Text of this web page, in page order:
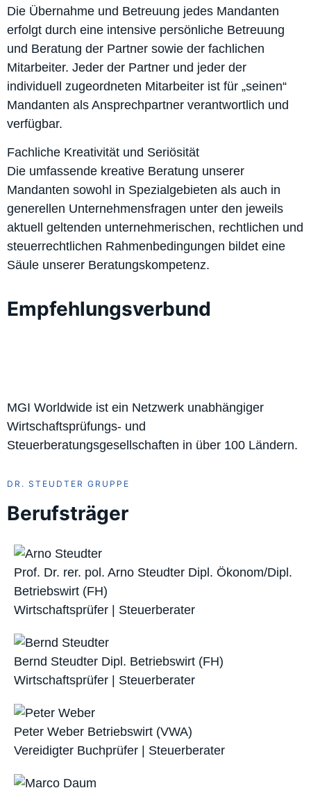
Die Übernahme und Betreuung jedes Mandanten
erfolgt durch eine intensive persönliche Betreuung
und Beratung der Partner sowie der fachlichen
Mitarbeiter. Jeder der Partner und jeder der
individuell zugeordneten Mitarbeiter ist für „seinen“
Mandanten als Ansprechpartner verantwortlich und
verfügbar.
Fachliche Kreativität und Seriösität
Die umfassende kreative Beratung unserer
Mandanten sowohl in Spezialgebieten als auch in
generellen Unternehmensfragen unter den jeweils
aktuell geltenden unternehmerischen, rechtlichen und
steuerrechtlichen Rahmenbedingungen bildet eine
Säule unserer Beratungskompetenz.
Empfehlungsverbund
MGI Worldwide ist ein Netzwerk unabhängiger
Wirtschaftsprüfungs- und
Steuerberatungsgesellschaften in über 100 Ländern.
DR. STEUDTER GRUPPE
Berufsträger
Prof. Dr. rer. pol. Arno Steudter Dipl. Ökonom/Dipl.
Betriebswirt (FH)
Wirtschaftsprüfer | Steuerberater
Bernd Steudter Dipl. Betriebswirt (FH)
Wirtschaftsprüfer | Steuerberater
Peter Weber Betriebswirt (VWA)
Vereidigter Buchprüfer | Steuerberater